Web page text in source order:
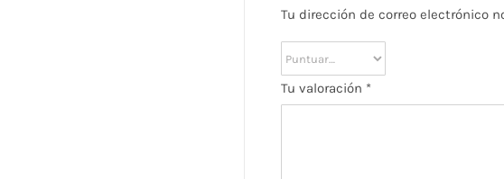
Tu dirección de correo electrónico
Tu valoración *